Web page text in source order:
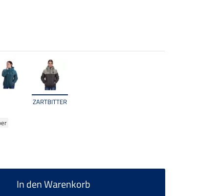
ZARTBITTER
In den Warenkorb